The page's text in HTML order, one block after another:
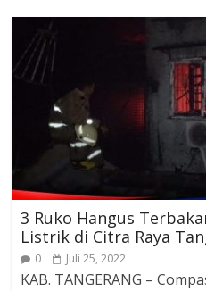
3 Ruko Hangus
Listrik di Citra Raya
0 Juli 25, 2022
KAB. TANGERANG –